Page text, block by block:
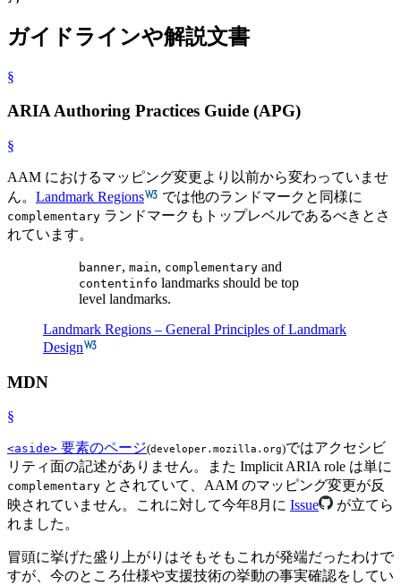
ガイドラインや解説文書
§
ARIA Authoring Practices Guide (APG)
§
AAM におけるマッピング変更より以前から変わっていませ
ん。 Landmark Regions では他のランドマークと同様に
complementary ランドマークもトップレベルであるべきとさ
れています。
banner, main, complementary and
contentinfo landmarks should be top
level landmarks.
Landmark Regions – General Principles of Landmark
Design
MDN
§
<aside> 要素のページ(developer.mozilla.org)ではアクセシビ
リティ面の記述がありません。また Implicit ARIA role は単に
complementary とされていて、AAM のマッピング変更が反
映されていません。これに対して今年8月に Issue
が立てら
れました。
冒頭に挙げた盛り上がりはそもそもこれが発端だったわけで
すが、今のところ仕様や支援技術の挙動の事実確認をしてい